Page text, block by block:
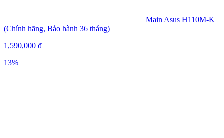
Main Asus H110M-K
(Chính hãng, Bảo hành 36 tháng)
1,590,000 ₫
13%